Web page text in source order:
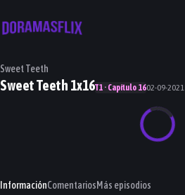
Sweet Teeth
Sweet Teeth 1x16T1 · Capítulo 1602-09-2021
InformaciónComentariosMás episodios